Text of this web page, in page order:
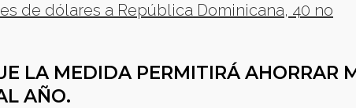
de dólares a República Dominicana, 40 no
LA MEDIDA PERMITIRÁ AHORRAR
AÑO.